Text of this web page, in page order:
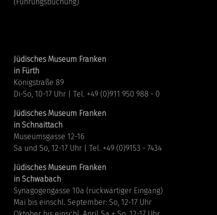
Jüdisches Museum Franken
in Fürth
Königstraße 89
Di-So, 10-17 Uhr | Tel. +49 (0)911 950 988 - 0
Jüdisches Museum Franken
in Schnaittach
Museumsgasse 12-16
Sa und So, 12-17 Uhr | Tel. +49 (0)9153 - 7434
Jüdisches Museum Franken
in Schwabach
Synagogengasse 10a (rückwärtiger Eingang)
Mai bis einschl. September: So, 12-17 Uhr